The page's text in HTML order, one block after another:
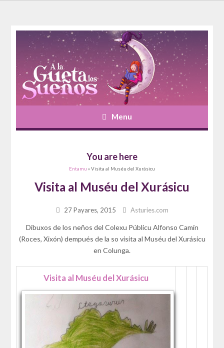
Menu
You are here
Entamu » Visita al Muséu del Xurásicu
Visita al Muséu del Xurásicu
27 Payares, 2015 Asturies.com
Dibuxos de los neños del Colexu Públicu Alfonso Camín
(Roces, Xixón) dempués de la so visita al Muséu del Xurásicu
en Colunga.
Visita al Muséu del Xurásicu